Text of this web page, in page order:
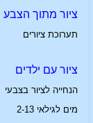
ציור מתוך הצבע
תערוכת ציורים
ציור עם ילדים
הנחייה לציור בצבעי
מים לגילאי 2-13